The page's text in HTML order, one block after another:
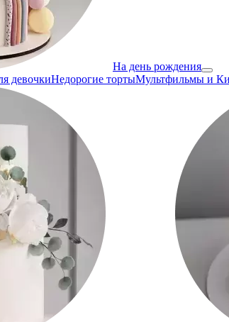
На день рождения
девочкиНедорогие тортыМультфильмы и